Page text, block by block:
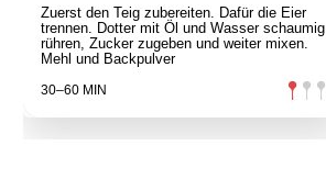
Zuerst den Teig zubereiten. Dafür die Eier
trennen. Dotter mit Öl und Wasser schaumig
rühren, Zucker zugeben und weiter mixen.
Mehl und Backpulver
30–60 MIN